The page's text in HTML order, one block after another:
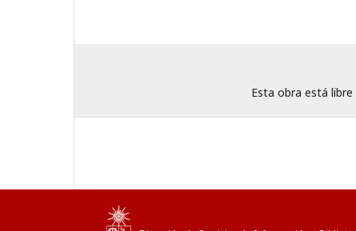
Esta obra está